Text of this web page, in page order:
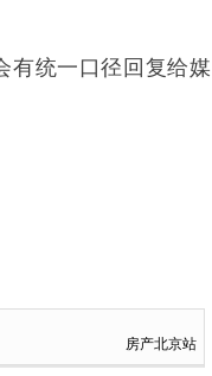
有统一口径回复给媒
房产北京站